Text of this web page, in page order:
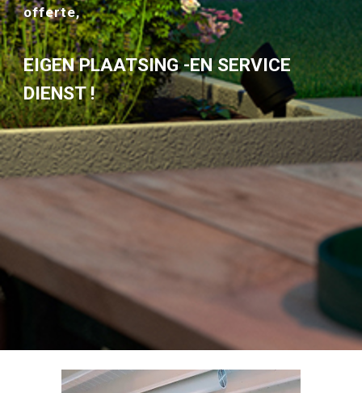
offerte,
EIGEN PLAATSING -EN SERVICE
DIENST !